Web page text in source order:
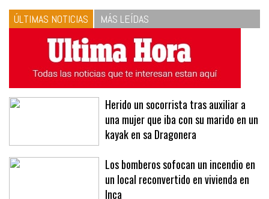
ÚLTIMAS NOTICIAS MÁS LEÍDAS
Herido un socorrista tras auxiliar a
una mujer que iba con su marido en un
kayak en sa Dragonera
Los bomberos sofocan un incendio en
un local reconvertido en vivienda en
Inca